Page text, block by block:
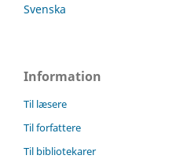
Svenska
Information
Til læsere
Til forfattere
Til bibliotekarer